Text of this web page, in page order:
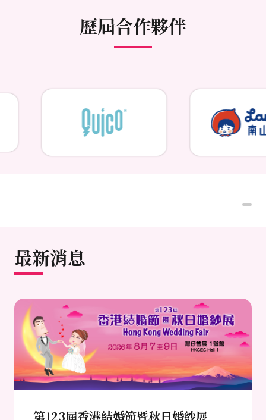
歷屆合作夥伴
最新消息
第123屆香港結婚節暨秋日婚紗展